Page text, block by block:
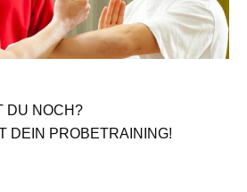
DU NOCH?
DEIN PROBETRAINING!